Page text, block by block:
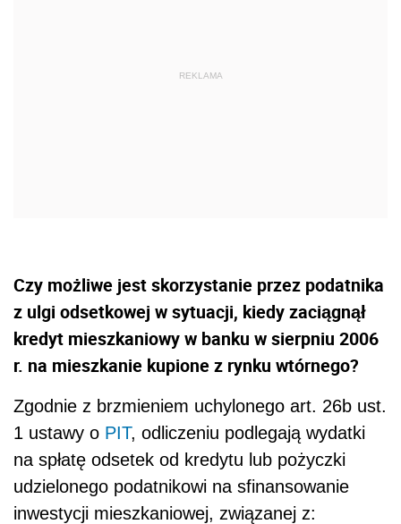
Czy możliwe jest skorzystanie przez podatnika
z ulgi odsetkowej w sytuacji, kiedy zaciągnął
kredyt mieszkaniowy w banku w sierpniu 2006
r. na mieszkanie kupione z rynku wtórnego?
Zgodnie z brzmieniem uchylonego art. 26b ust.
1 ustawy o PIT, odliczeniu podlegają wydatki
na spłatę odsetek od kredytu lub pożyczki
udzielonego podatnikowi na sfinansowanie
inwestycji mieszkaniowej, związanej z: